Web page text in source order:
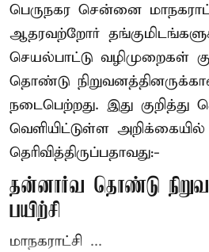
பெருநகர சென்னை
ஆதரவற்றோர்
செயல்பாட்டு வழிமுறைகள்
தொண்டு
நடைபெற்றது. இது குறித்து
வெளியிட்டுள்ள அறிக்கையில்
தெரிவித்திருப்பதாவது:-
தன்னார்வ தொண்டு
பயிற்சி
மாநகராட்சி ...